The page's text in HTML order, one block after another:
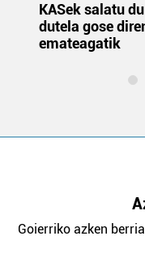
KASek salatu
dutela gose
emateagatik
Goierriko azken